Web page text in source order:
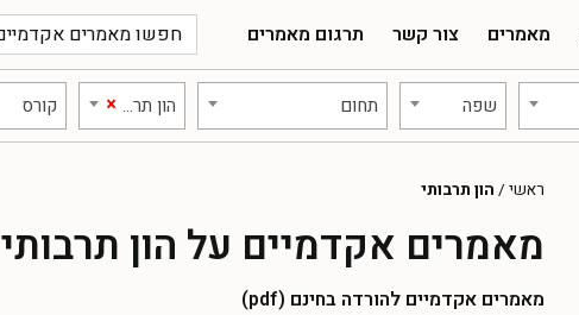
מאמרים צור קשר תרגום מאמרים
שפה תחום × הון תרבותי קורס
ראשי / הון תרבותי
מאמרים אקדמיים על הון תרבותי
מאמרים אקדמיים להורדה בחינם (pdf)